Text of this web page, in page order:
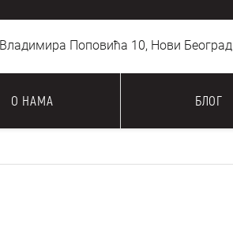
Владимира Поповића 10, Нови Београд
О НАМА БЛОГ